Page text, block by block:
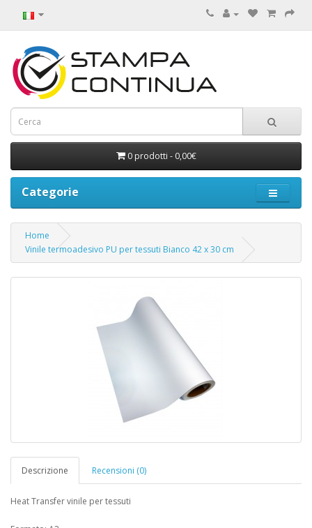
0 prodotti - 0,00€
Categorie
Home
Vinile termoadesivo PU per tessuti Bianco 42 x 30 cm
Descrizione Recensioni (0)
Heat Transfer vinile per tessuti